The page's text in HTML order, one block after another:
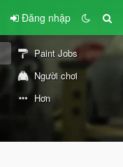
Đăng nhập
Paint Jobs
Người chơi
Hơn